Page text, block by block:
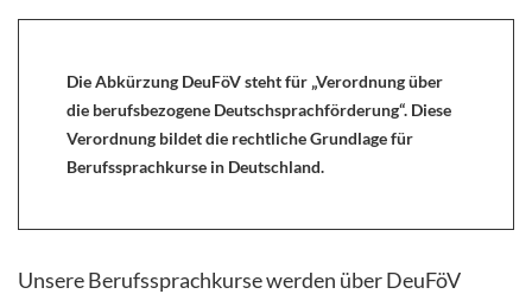
Die Abkürzung DeuFöV steht für „Verordnung über
die berufsbezogene Deutschsprachförderung“. Diese
Verordnung bildet die rechtliche Grundlage für
Berufssprachkurse in Deutschland.
Unsere Berufssprachkurse werden über DeuFöV